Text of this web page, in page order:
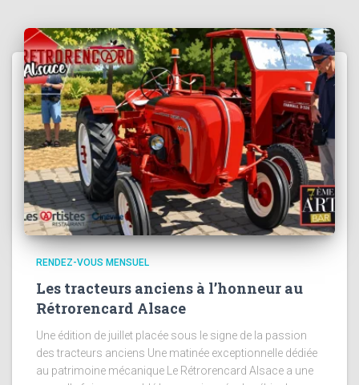
RENDEZ-VOUS MENSUEL
Les tracteurs anciens à l’honneur au
Rétrorencard Alsace
Une édition de juillet placée sous le signe de la passion
des tracteurs anciens Une matinée exceptionnelle dédiée
au patrimoine mécanique Le Rétrorencard Alsace a une